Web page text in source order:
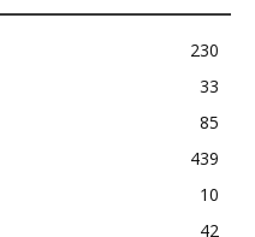
230
33
85
439
10
42